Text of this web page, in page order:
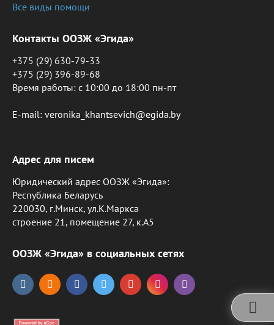
Все виды помощи
Контакты ООЗЖ «Эгида»
+375 (29) 630-79-33
+375 (29) 396-89-68
Время работы: c 10:00 до 18:00 пн-пт
E-mail: veronika_khantsevich@egida.by
Адрес для писем
Юридический адрес ООЗЖ «Эгида»:
Республика Беларусь
220030, г.Минск, ул.К.Маркса
строение 21, помещение 27, к.А5
ООЗЖ «Эгида» в социальных сетях